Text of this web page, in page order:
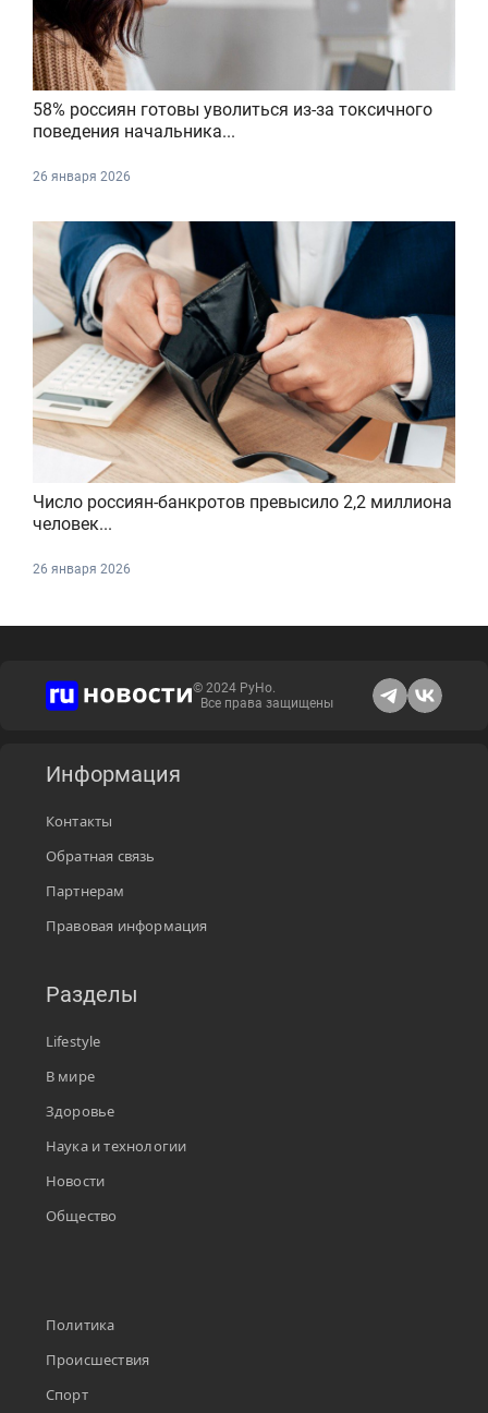
58% россиян готовы уволиться из-за токсичного
поведения начальника...
26 января 2026
Число россиян-банкротов превысило 2,2 миллиона
человек...
26 января 2026
© 2024 РуНо.
Все права защищены
Информация
Контакты
Обратная связь
Партнерам
Правовая информация
Разделы
Lifestyle
В мире
Здоровье
Наука и технологии
Новости
Общество
Политика
Происшествия
Спорт